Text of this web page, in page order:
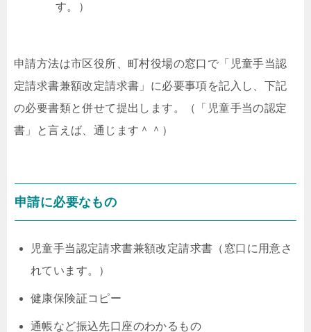
す。）
申請方法は市区役所、町村役場の窓口で「児童手当認
定請求書兼額改定請求書」に必要事項を記入し、下記
の必要書類と併せて提出します。（「児童手当の認定
書」と言えば、通じます＾＾）
申請に必要なもの
児童手当認定請求書兼額改定請求書（窓口に用意さ
れています。）
健康保険証コピー
通帳など振込先口座のわかるもの